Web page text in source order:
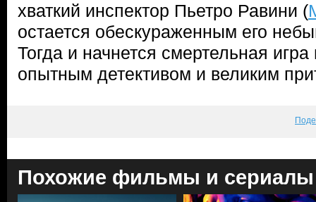
хваткий инспектор Пьетро Равини (
остается обескураженным его
Тогда и начнется смертельная
опытным детективом и великим
Похожие фильмы и сериалы